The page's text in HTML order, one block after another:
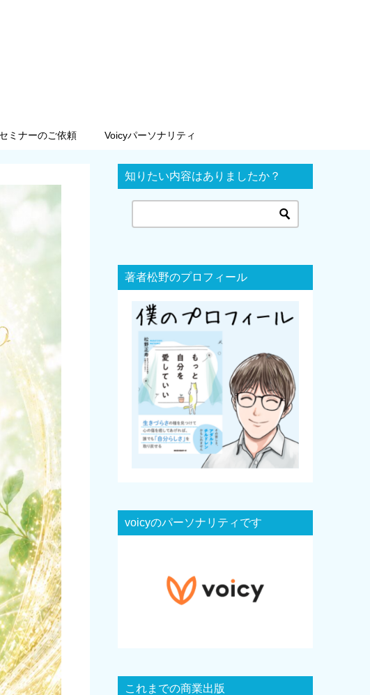
ミナーのご依頼 Voicyパーソナリティ
知りたい内容はありましたか？
著者松野のプロフィール
voicyのパーソナリティです
これまでの商業出版